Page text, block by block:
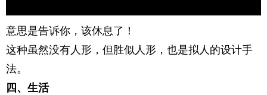
意思是告诉你，该休息了！
这种虽然没有人形，但胜似人形，也是拟人的设计手
法。
四、生活